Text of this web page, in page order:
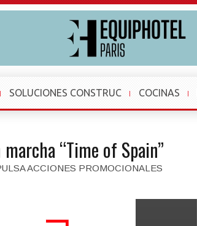
SOLUCIONES CONSTRUC COCINAS
“Time of Spain”
ACCIONES PROMOCIONALES